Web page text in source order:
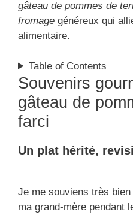
gâteau de pommes de
fromage généreux qui
alimentaire.
Table of Contents
Souvenirs
gâteau de
farci
Un plat hérité,
Je me souviens très
ma grand-mère pendant